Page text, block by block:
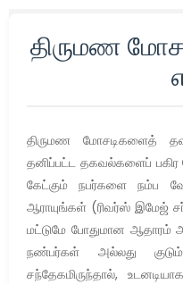
திருமண
திருமண மோசடிகளைத்
தனிப்பட்ட தகவல்களைப்
கேட்கும் நபர்களை நம்ப
ஆராயுங்கள் (ரிவர்ஸ் இமேஜ்
மட்டுமே போதுமான
நண்பர்கள் அல்லது
சந்தேகமிருந்தால்,